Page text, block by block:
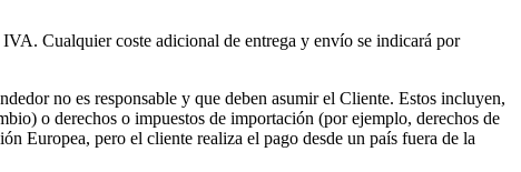
Cualquier coste adicional de entrega y envío se indicará por
no es responsable y que deben asumir el Cliente. Estos incluyen,
o derechos o impuestos de importación (por ejemplo, derechos de
Europea, pero el cliente realiza el pago desde un país fuera de la